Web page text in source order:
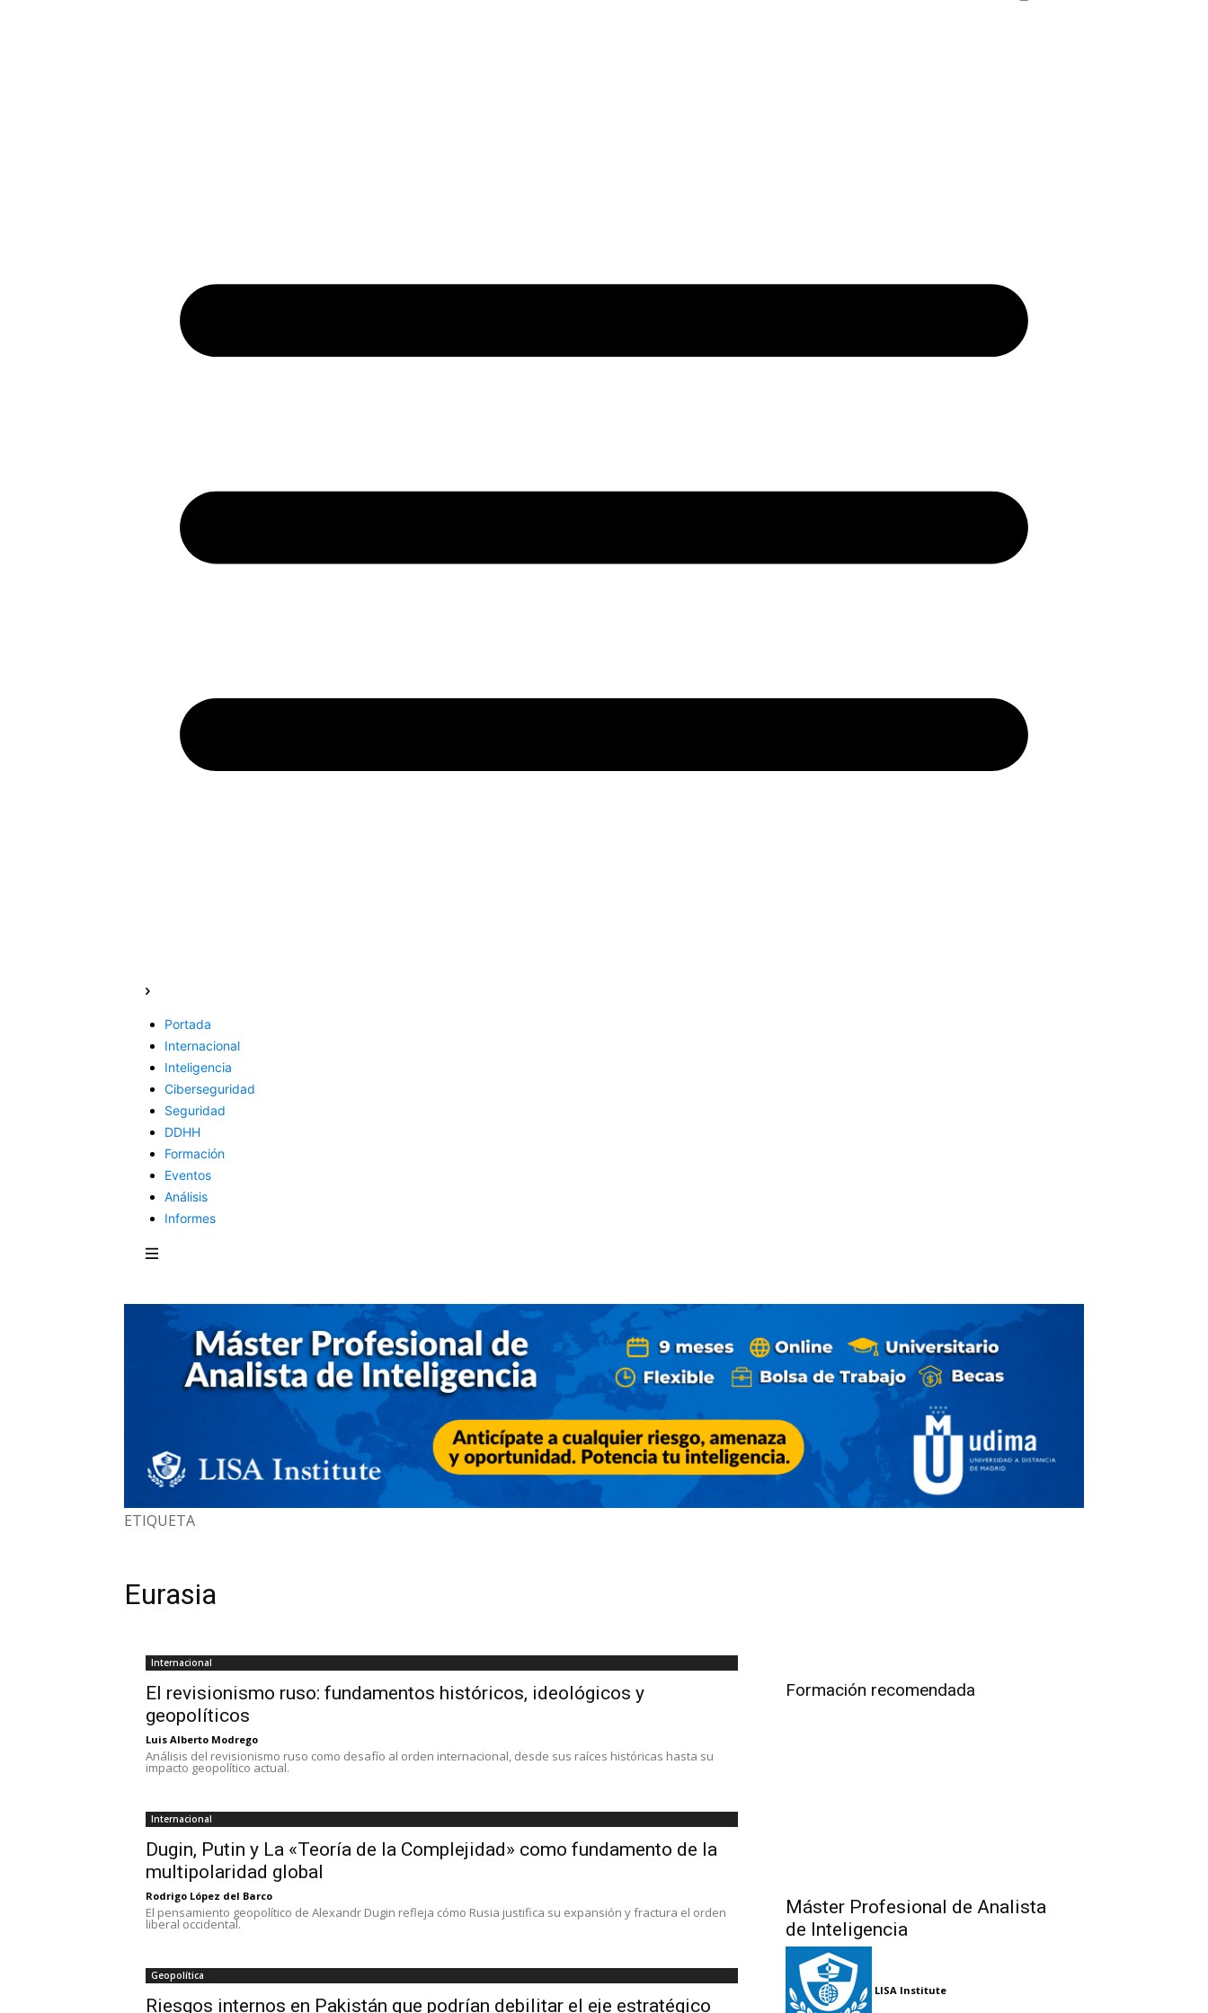
Portada
Internacional
Inteligencia
Ciberseguridad
Seguridad
DDHH
Formación
Eventos
Análisis
Informes
ETIQUETA
Eurasia
Internacional
El revisionismo ruso: fundamentos históricos, ideológicos y
geopolíticos
Luis Alberto Modrego
Análisis del revisionismo ruso como desafío al orden internacional, desde sus raíces históricas hasta su
impacto geopolítico actual.
Internacional
Dugin, Putin y La «Teoría de la Complejidad» como fundamento de la
multipolaridad global
Rodrigo López del Barco
El pensamiento geopolítico de Alexandr Dugin refleja cómo Rusia justifica su expansión y fractura el orden
liberal occidental.
Geopolítica
Riesgos internos en Pakistán que podrían debilitar el eje estratégico
Formación recomendada
Máster Profesional de Analista
de Inteligencia
LISA Institute